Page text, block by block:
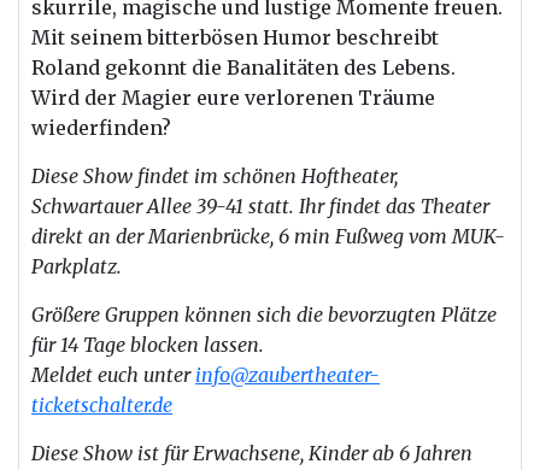
skurrile, magische und lustige Momente freuen.
Mit seinem bitterbösen Humor beschreibt
Roland gekonnt die Banalitäten des Lebens.
Wird der Magier eure verlorenen Träume
wiederfinden?
Diese Show findet im schönen Hoftheater,
Schwartauer Allee 39-41 statt. Ihr findet das Theater
direkt an der Marienbrücke, 6 min Fußweg vom MUK-
Parkplatz.
Größere Gruppen können sich die bevorzugten Plätze
für 14 Tage blocken lassen.
Meldet euch unter info@zaubertheater-
ticketschalter.de
Diese Show ist für Erwachsene, Kinder ab 6 Jahren